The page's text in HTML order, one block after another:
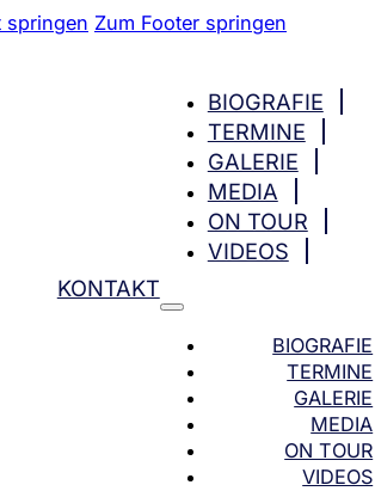
springen Zum Footer springen
BIOGRAFIE
TERMINE
GALERIE
MEDIA
ON TOUR
VIDEOS
BIOGRAFIE
TERMINE
GALERIE
MEDIA
ON TOUR
VIDEOS
KONTAKT